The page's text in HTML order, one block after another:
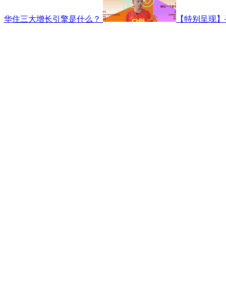
华住三大增长引擎是什么？ 【特别呈现